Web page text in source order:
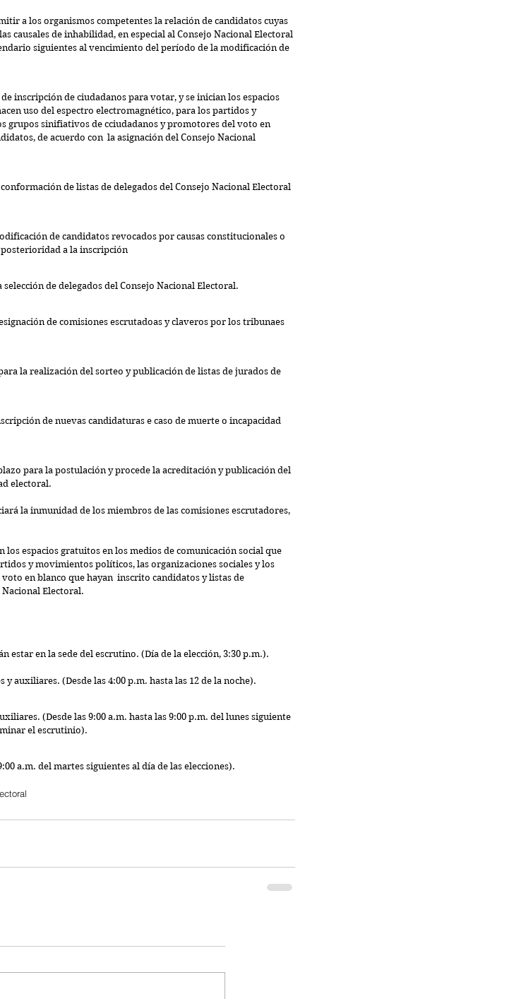
a los organismos competentes la relación de candidatos cuyas
causales de inhabilidad, en especial al Consejo Nacional Electoral
siguientes al vencimiento del período de la modificación de
inscripción de ciudadanos para votar, y se inician los espacios
uso del espectro electromagnético, para los partidos y
grupos sinifiativos de cciudadanos y promotores del voto en
de acuerdo con  la asignación del Consejo Nacional
de listas de delegados del Consejo Nacional Electoral
de candidatos revocados por causas constitucionales o
a la inscripción
de delegados del Consejo Nacional Electoral.
de comisiones escrutadoas y claveros por los tribunaes
la realización del sorteo y publicación de listas de jurados de
de nuevas candidaturas e caso de muerte o incapacidad
para la postulación y procede la acreditación y publicación del
electoral.
la inmunidad de los miembros de las comisiones escrutadores,
los espacios gratuitos en los medios de comunicación social que
y movimientos políticos, las organizaciones sociales y los
en blanco que hayan  inscrito candidatos y listas de
Nacional Electoral.
estar en la sede del escrutino. (Día de la elección, 3:30 p.m.).
auxiliares. (Desde las 4:00 p.m. hasta las 12 de la noche).
(Desde las 9:00 a.m. hasta las 9:00 p.m. del lunes siguiente
el escrutinio).
a.m. del martes siguientes al día de las elecciones).